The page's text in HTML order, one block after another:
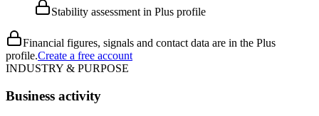
Stability assessment in Plus profile
Financial figures, signals and contact data are in the Plus
profile.Create a free account
INDUSTRY & PURPOSE
Business activity